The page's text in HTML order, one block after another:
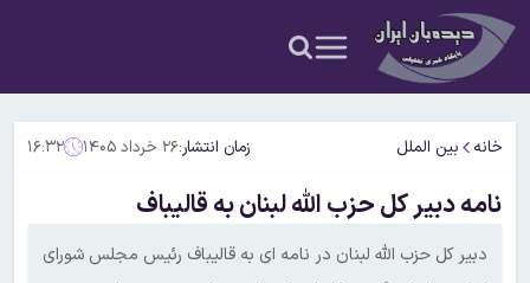
خانه بین الملل زمان انتشار:۲۶ خرداد ۱۴۰۵ ۱۶:۳۲
نامه دبیر کل حزب الله لبنان به قالیباف
دبیر کل حزب الله لبنان در نامه ای به قالیباف رئیس مجلس شورای